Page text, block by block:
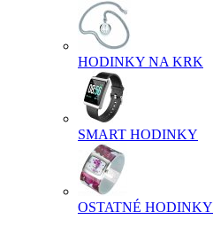
HODINKY NA KRK
SMART HODINKY
OSTATNÉ HODINKY